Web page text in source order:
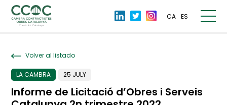
CA ES
Volver al listado
LA CAMBRA 25 JULY
Informe de Licitació d’Obres i Serveis